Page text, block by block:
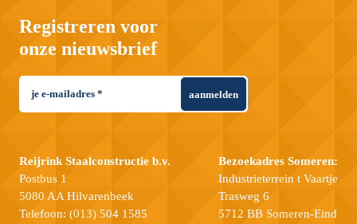
Registreren voor
onze nieuwsbrief
aanmelden
Reijrink Staalconstructie b.v.
Postbus 1
5080 AA Hilvarenbeek
Telefoon: (013) 504 1585
Bezoekadres Someren:
Industrieterrein t Vaartje
Trasweg 6
5712 BB Someren-Eind